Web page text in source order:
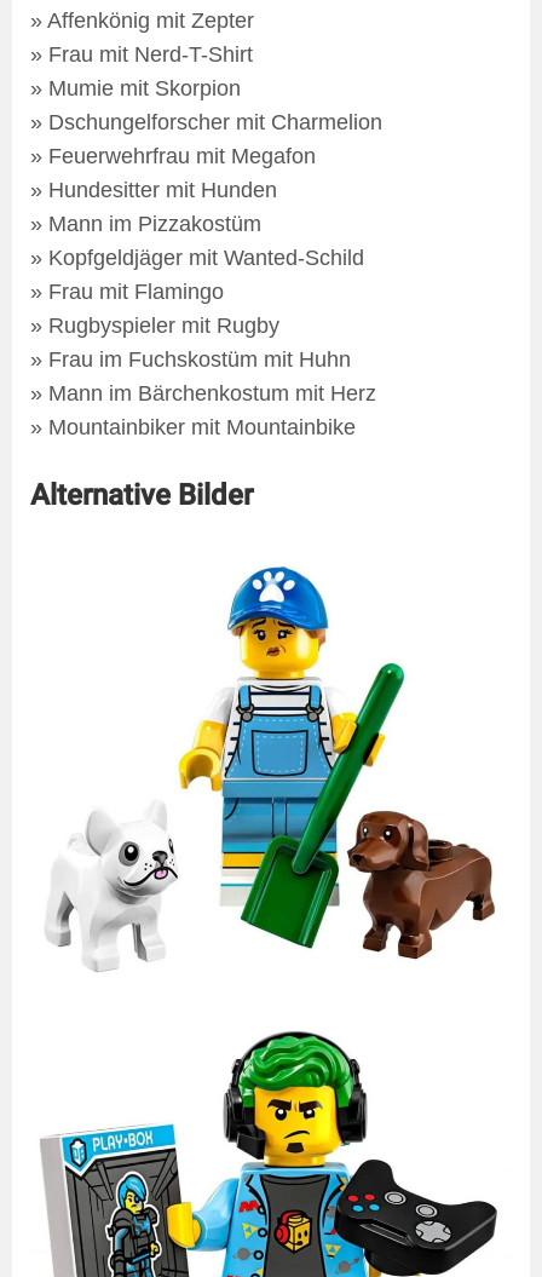
» Affenkönig mit Zepter
» Frau mit Nerd-T-Shirt
» Mumie mit Skorpion
» Dschungelforscher mit Charmelion
» Feuerwehrfrau mit Megafon
» Hundesitter mit Hunden
» Mann im Pizzakostüm
» Kopfgeldjäger mit Wanted-Schild
» Frau mit Flamingo
» Rugbyspieler mit Rugby
» Frau im Fuchskostüm mit Huhn
» Mann im Bärchenkostum mit Herz
» Mountainbiker mit Mountainbike
Alternative Bilder